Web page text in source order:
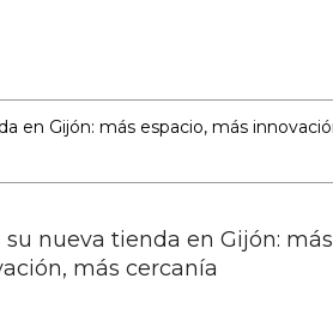
nueva tienda en Gijón: más
más cercanía